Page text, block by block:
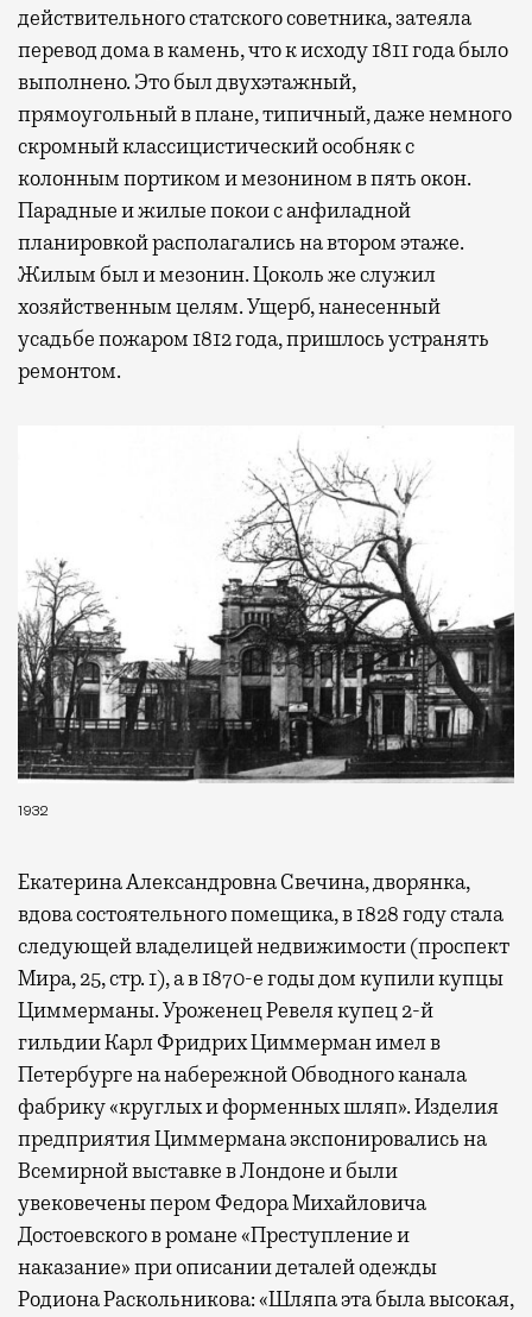
действительного статского советника, затеяла
перевод дома в камень, что к исходу 1811 года было
выполнено. Это был двухэтажный,
прямоугольный в плане, типичный, даже немного
скромный классицистический особняк с
колонным портиком и мезонином в пять окон.
Парадные и жилые покои с анфиладной
планировкой располагались на втором этаже.
Жилым был и мезонин. Цоколь же служил
хозяйственным целям. Ущерб, нанесенный
усадьбе пожаром 1812 года, пришлось устранять
ремонтом.
1932
Екатерина Александровна Свечина, дворянка,
вдова состоятельного помещика, в 1828 году стала
следующей владелицей недвижимости (проспект
Мира, 25, стр. 1), а в 1870-е годы дом купили купцы
Циммерманы. Уроженец Ревеля купец 2-й
гильдии Карл Фридрих Циммерман имел в
Петербурге на набережной Обводного канала
фабрику «круглых и форменных шляп». Изделия
предприятия Циммермана экспонировались на
Всемирной выставке в Лондоне и были
увековечены пером Федора Михайловича
Достоевского в романе «Преступление и
наказание» при описании деталей одежды
Родиона Раскольникова: «Шляпа эта была высокая,